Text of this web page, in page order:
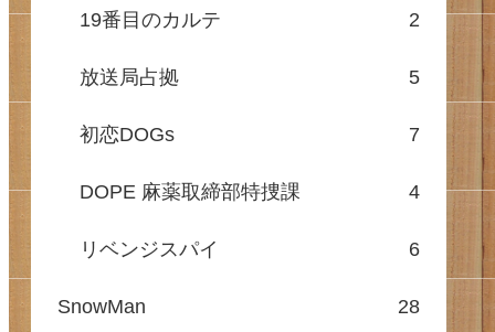
19番目のカルテ 2
放送局占拠 5
初恋DOGs 7
DOPE 麻薬取締部特捜課 4
リベンジスパイ 6
SnowMan 28